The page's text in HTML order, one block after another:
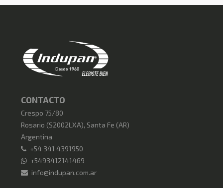
CONTACTO
Crespo 75/80
Rosario (S2002LXA), Santa Fe (AR)
Argentina
+54 341 4391950
+5493412141469
info@indupan.com.ar